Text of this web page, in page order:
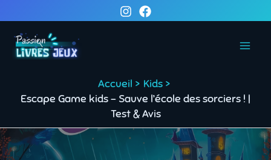
au
contenu
Accueil
Kids
Escape Game kids – Sauve l’école des sorciers ! |
Test & Avis